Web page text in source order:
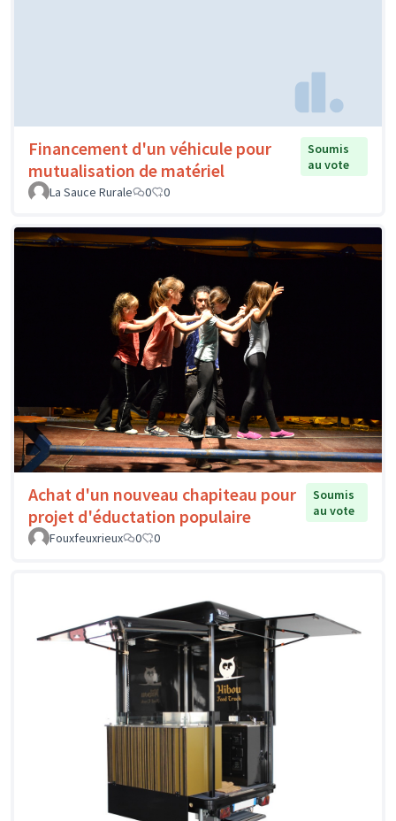
Financement d'un véhicule pour
mutualisation de matériel
Soumis
au vote
La Sauce Rurale
0 0
Achat d'un nouveau chapiteau pour
projet d'éductation populaire
Soumis
au vote
Fouxfeuxrieux
0 0